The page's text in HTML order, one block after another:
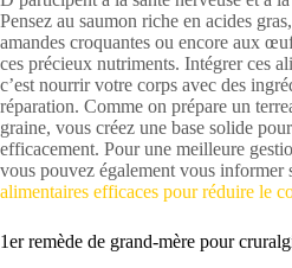
Pensez au saumon riche en acides
amandes croquantes ou encore aux
ces précieux nutriments. Intégrer ces
c’est nourrir votre corps avec des
réparation. Comme on prépare un
graine, vous créez une base solide
efficacement. Pour une meilleure
vous pouvez également vous informer
alimentaires efficaces pour réduire le
1er remède de grand-mère pour